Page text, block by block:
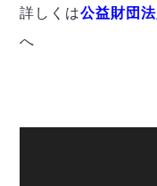
デウソン神戸
詳しくは公益財団
へ